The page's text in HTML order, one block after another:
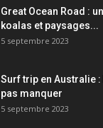
Great Ocean Road :
koalas et paysages...
5 septembre 2023
Surf trip en Australie
pas manquer
5 septembre 2023